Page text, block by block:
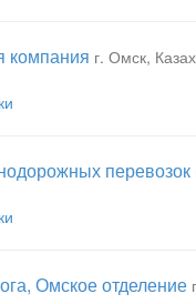
компания г. Омск,
перевозок
Омское отделение